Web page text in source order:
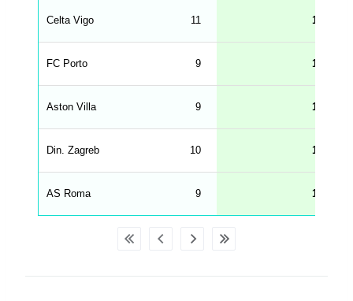
s
l
h
M
n
W
A
_
p
Celta Vigo 11 1.73
FC Porto 9 1.67
Aston Villa 9 1.67
Din. Zagreb 10 1.60
AS Roma 9 1.56